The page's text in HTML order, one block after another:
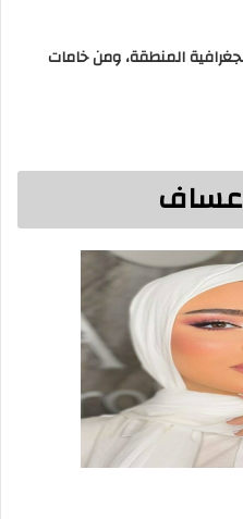
المنطقة، ومن خامات
عساف